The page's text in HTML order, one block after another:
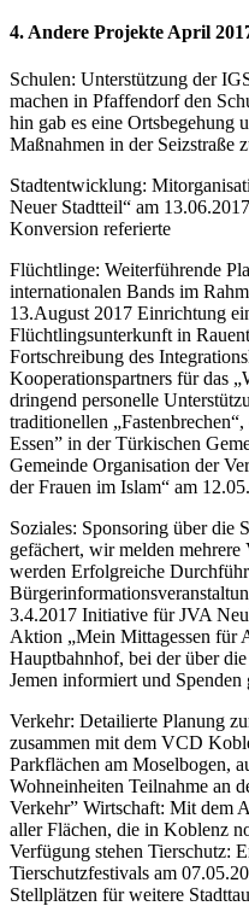
4. Andere Projekte April
Schulen: Unterstützung der
machen in Pfaffendorf den
hin gab es eine Ortsbegehung
Maßnahmen in der Seizstraße
Stadtentwicklung:
Neuer Stadtteil“ am
Konversion referierte
Flüchtlinge: Weiterführende
internationalen Bands im
13.August 2017 Einrichtung
Flüchtlingsunterkunft in
Fortschreibung des
Kooperationspartners für das
dringend personelle
traditionellen
Essen” in der Türkischen
Gemeinde Organisation der
der Frauen im Islam“ am
Soziales: Sponsoring über die
gefächert, wir melden
werden Erfolgreiche
3.4.2017 Initiative für JVA
Aktion „Mein Mittagessen für
Hauptbahnhof, bei der über
Jemen informiert und Spenden
Verkehr: Detailierte Planung
zusammen mit dem VCD
Parkflächen am Moselbogen,
Wohneinheiten Teilnahme an
Verkehr” Wirtschaft: Mit dem
aller Flächen, die in Koblenz
Verfügung stehen Tierschutz:
Tierschutzfestivals am
Stellplätzen für weitere